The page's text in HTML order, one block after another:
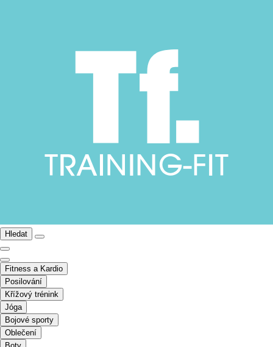
Hledat
Fitness a Kardio
Posilování
Křížový trénink
Jóga
Bojové sporty
Oblečení